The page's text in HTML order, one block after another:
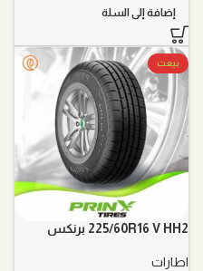
إضافة إلى السلة
بيعت
225/60R16 V HH2 برنكس
اطارات